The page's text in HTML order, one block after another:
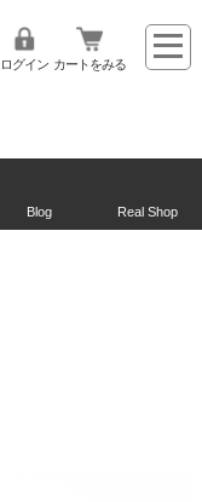
ログイン カートをみる
Blog Real Shop